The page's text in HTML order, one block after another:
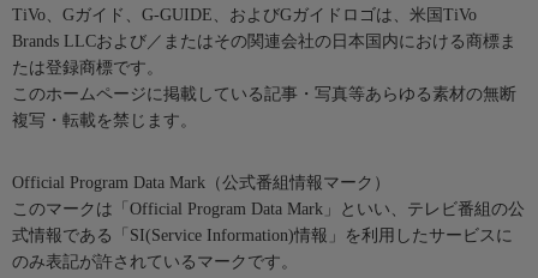
TiVo、Gガイド、G-GUIDE、およびGガイドロゴは、米国TiVo
Brands LLCおよび／またはその関連会社の日本国内における商標ま
たは登録商標です。
このホームページに掲載している記事・写真等あらゆる素材の無断
複写・転載を禁じます。
Official Program Data Mark（公式番組情報マーク）
このマークは「Official Program Data Mark」といい、テレビ番組の公
式情報である「SI(Service Information)情報」を利用したサービスに
のみ表記が許されているマークです。